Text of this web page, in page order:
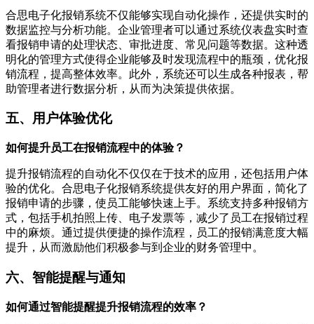
合思电子化报销系统不仅能够实现自动化操作，还提供实时的
数据监控与分析功能。企业管理者可以通过系统仪表盘实时查
看报销申请的处理状态、审批进度、常见问题等数据。这种透
明化的管理方式使得企业能够及时发现流程中的瓶颈，优化报
销流程，提高整体效率。此外，系统还可以生成各种报表，帮
助管理者进行数据分析，从而为决策提供依据。
五、用户体验优化
如何提升员工在报销流程中的体验？
提升报销流程的自动化不仅仅在于技术的应用，还包括用户体
验的优化。合思电子化报销系统提供友好的用户界面，简化了
报销申请的步骤，使员工能够快速上手。系统支持多种报销方
式，包括手机拍照上传、电子发票等，减少了员工在报销过程
中的麻烦。通过提供便捷的操作流程，员工的报销满意度大幅
提升，从而激励他们积极参与到企业的财务管理中。
六、智能提醒与通知
如何通过智能提醒提升报销流程的效率？